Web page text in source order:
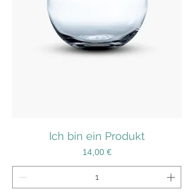
Ich bin ein Produkt
Preis
14,00 €